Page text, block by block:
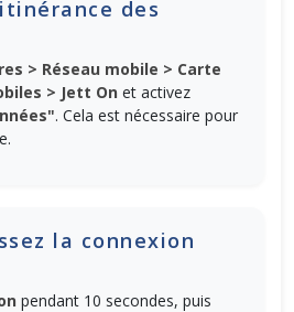
des
> Réseau mobile > Carte
> Jett On et activez
. Cela est nécessaire pour
la connexion
pendant 10 secondes, puis